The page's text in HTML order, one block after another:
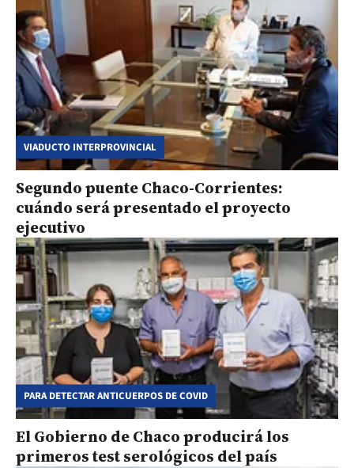
VIADUCTO INTERPROVINCIAL
Segundo puente Chaco-Corrientes:
cuándo será presentado el proyecto
ejecutivo
PARA DETECTAR ANTICUERPOS DE COVID
El Gobierno de Chaco producirá los
primeros test serológicos del país